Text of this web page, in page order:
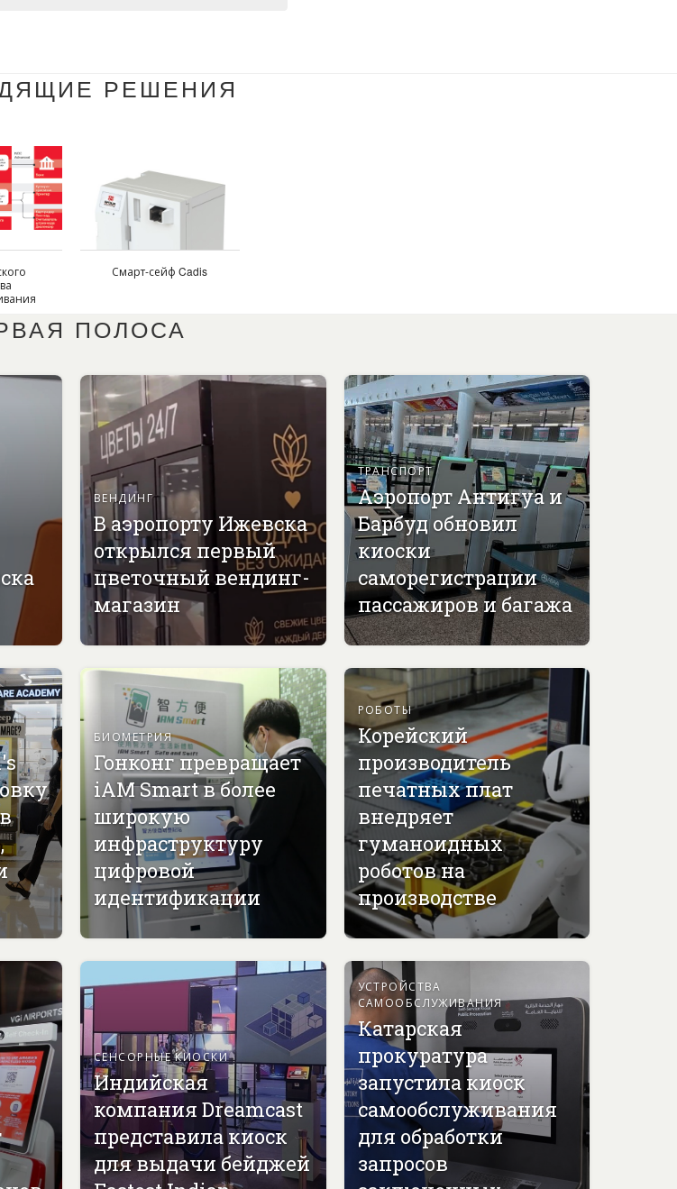
РЕШЕНИЯ
Смарт-сейф Cadis
ПОЛОСА
ВЕНДИНГ
В аэропорту Ижевска
открылся первый
цветочный вендинг-
магазин
ТРАНСПОРТ
Аэропорт Антигуа и
Барбуд обновил
киоски
саморегистрации
пассажиров и багажа
БИОМЕТРИЯ
Гонконг превращает
iAM Smart в более
широкую
инфраструктуру
цифровой
идентификации
РОБОТЫ
Корейский
производитель
печатных плат
внедряет
гуманоидных
роботов на
производстве
СЕНСОРНЫЕ КИОСКИ
Индийская
компания Dreamcast
представила киоск
для выдачи бейджей
УСТРОЙСТВА
САМООБСЛУЖИВАНИЯ
Катарская
прокуратура
запустила киоск
самообслуживания
для обработки
запросов